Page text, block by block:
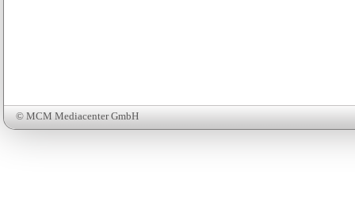
© MCM Mediacenter GmbH